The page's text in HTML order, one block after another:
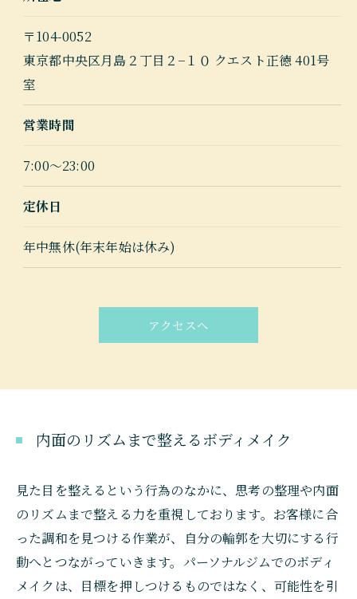
〒104-0052
東京都中央区月島２丁目２−１０ クエスト正徳 401号
室
営業時間
7:00～23:00
定休日
年中無休(年末年始は休み)
アクセスへ
内面のリズムまで整えるボディメイク
見た目を整えるという行為のなかに、思考の整理や内面
のリズムまで整える力を重視しております。お客様に合
った調和を見つける作業が、自分の輪郭を大切にする行
動へとつながっていきます。パーソナルジムでのボディ
メイクは、目標を押しつけるものではなく、可能性を引
ご予約はこちら